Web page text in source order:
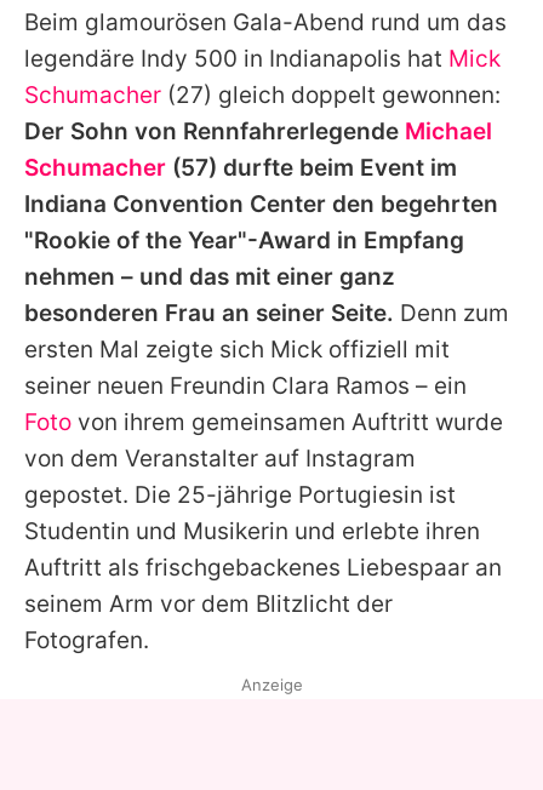
Alle Themen auf Promiflash
Jobs
App runterladen
Team
Redaktionelle Richtlinien
Impressum
Datenschutzerklärung
Utiq verwalten
Beim glamourösen Gala-Abend rund um das
legendäre Indy 500 in Indianapolis hat Mick
Schumacher (27) gleich doppelt gewonnen:
Der Sohn von Rennfahrerlegende Michael
Schumacher (57) durfte beim Event im
Indiana Convention Center den begehrten
"Rookie of the Year"-Award in Empfang
nehmen – und das mit einer ganz
besonderen Frau an seiner Seite. Denn zum
ersten Mal zeigte sich Mick offiziell mit
seiner neuen Freundin Clara Ramos – ein
Foto von ihrem gemeinsamen Auftritt wurde
von dem Veranstalter auf Instagram
gepostet. Die 25-jährige Portugiesin ist
Studentin und Musikerin und erlebte ihren
Auftritt als frischgebackenes Liebespaar an
seinem Arm vor dem Blitzlicht der
Fotografen.
Anzeige